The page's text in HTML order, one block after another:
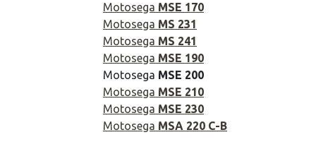
Motosega MSE 170
Motosega MS 231
Motosega MS 241
Motosega MSE 190
Motosega MSE 200
Motosega MSE 210
Motosega MSE 230
Motosega MSA 220 C-B